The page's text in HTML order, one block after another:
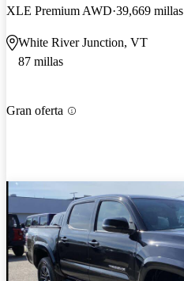
XLE Premium AWD 39,669 millas
White River Junction, VT
87 millas
Gran oferta